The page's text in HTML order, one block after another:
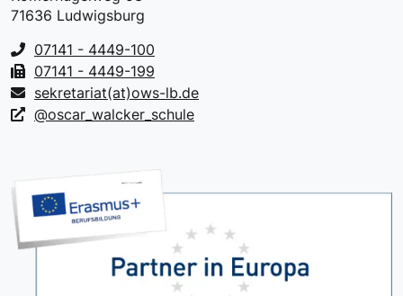
71636 Ludwigsburg
07141 - 4449-100
07141 - 4449-199
sekretariat(at)ows-lb.de
@oscar_walcker_schule